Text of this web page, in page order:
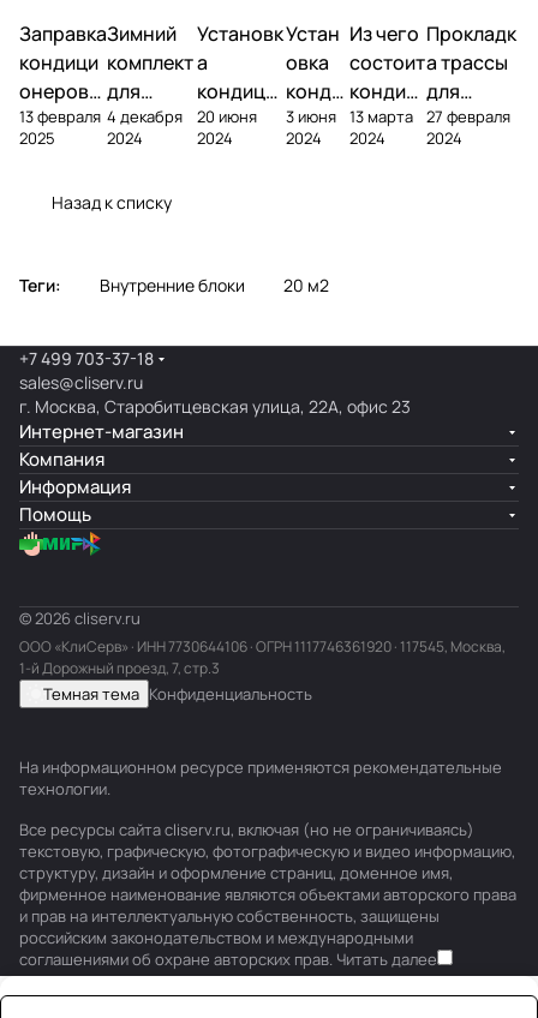
Заправка
кондици
онеров
фреоном
13 февраля
2025
Зимний
комплект
для
кондици
онера
4 декабря
2024
Установк
а
кондици
онера на
фасаде
20 июня
2024
Устан
овка
конди
ционе
ра
3 июня
2024
Из чего
состоит
кондиц
ионер?
13 марта
2024
Прокладк
а трассы
для
кондицио
нера
27 февраля
2024
Назад к списку
Теги: Внутренние блоки 20 м2
+7 499 703-37-18
sales@cliserv.ru
г. Москва, Старобитцевская улица, 22А, офис 23
Интернет-магазин
Компания
Информация
Помощь
© 2026 cliserv.ru
ООО «КлиСерв» · ИНН7730644106· ОГРН 1117746361920 · 117545, Москва,
1-й Дорожный проезд, 7, стр.3
Темная тема Конфиденциальность
На информационном ресурсе применяются рекомендательные
технологии.
Все ресурсы сайта cliserv.ru, включая (но не ограничиваясь)
текстовую, графическую, фотографическую и видео информацию,
структуру, дизайн и оформление страниц, доменное имя,
фирменное наименование являются объектами авторского права
и прав на интеллектуальную собственность, защищены
российским законодательством и международными
соглашениями об охране авторских прав. Читать далее